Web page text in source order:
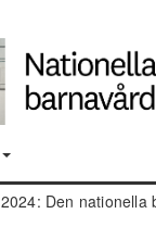
2024: Den nationella